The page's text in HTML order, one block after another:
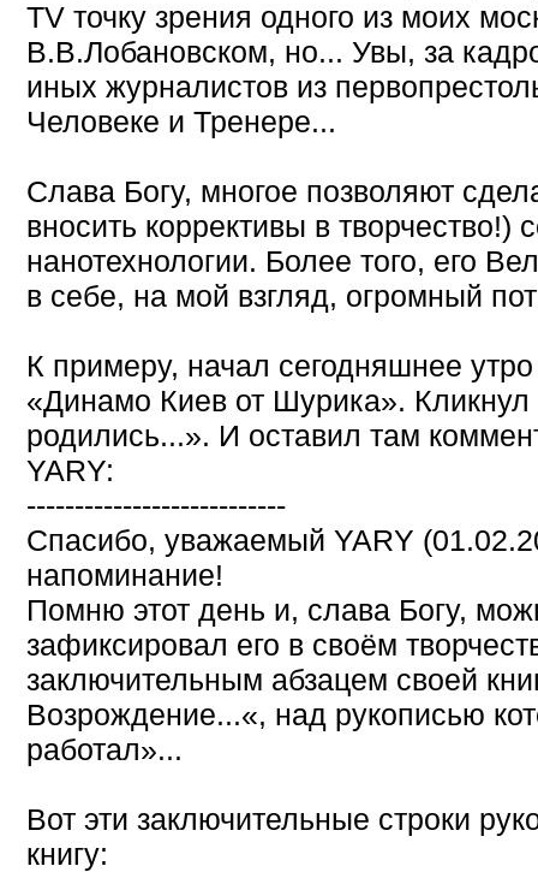
TV точку зрения одного из моих
В.В.Лобановском, но... Увы, за
иных журналистов из
Человеке и Тренере...
Слава Богу, многое позволяют
вносить коррективы в творчество!)
нанотехнологии. Более того, его
в себе, на мой взгляд, огромный
К примеру, начал сегодняшнее
«Динамо Киев от Шурика». Кликнул
родились...». И оставил там
YARY:
---------------------------
Cпасибо, уважаемый YARY
напоминание!
Помню этот день и, слава Богу,
зафиксировал его в своём
заключительным абзацем своей
Возрождение...«, над рукописью
работал»...
Вот эти заключительные строки
книгу: